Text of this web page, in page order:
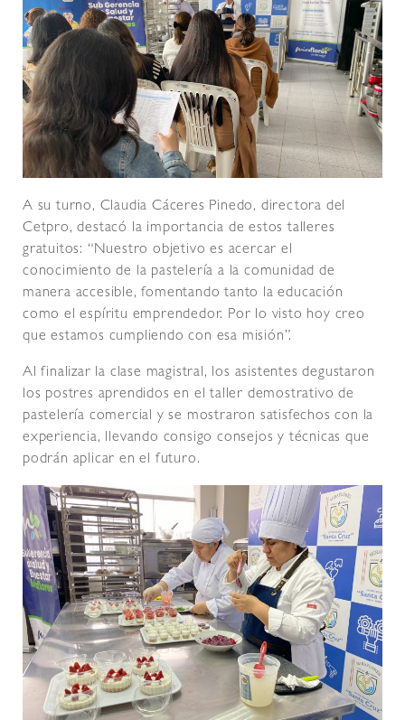
A su turno, Claudia Cáceres Pinedo, directora del
Cetpro, destacó la importancia de estos talleres
gratuitos: “Nuestro objetivo es acercar el
conocimiento de la pastelería a la comunidad de
manera accesible, fomentando tanto la educación
como el espíritu emprendedor. Por lo visto hoy creo
que estamos cumpliendo con esa misión”.
Al finalizar la clase magistral, los asistentes degustaron
los postres aprendidos en el taller demostrativo de
pastelería comercial y se mostraron satisfechos con la
experiencia, llevando consigo consejos y técnicas que
podrán aplicar en el futuro.